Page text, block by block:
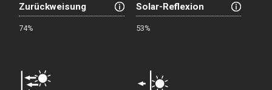
Zurückweisung
74%
Solar-Reflexion
53%